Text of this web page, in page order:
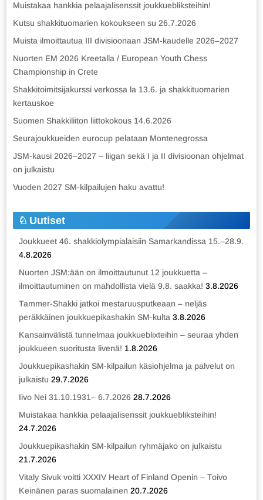
Muistakaa hankkia pelaajalisenssit joukkuebliksteihin!
Kutsu shakkituomarien kokoukseen su 26.7.2026
Muista ilmoittautua III divisioonaan JSM-kaudelle 2026–2027
Nuorten EM 2026 Kreetalla / European Youth Chess
Championship in Crete
Shakkitoimitsijakurssi verkossa la 13.6. ja shakkituomarien
kertauskoe
Suomen Shakkiliiton liittokokous 14.6.2026
Seurajoukkueiden eurocup pelataan Montenegrossa
JSM-kausi 2026–2027 – liigan sekä I ja II divisioonan ohjelmat
on julkaistu
Vuoden 2027 SM-kilpailujen haku avattu!
Uutiset
Joukkueet 46. shakkiolympialaisiin Samarkandissa 15.–28.9.
4.8.2026
Nuorten JSM:ään on ilmoittautunut 12 joukkuetta –
ilmoittautuminen on mahdollista vielä 9.8. saakka! 3.8.2026
Tammer-Shakki jatkoi mestaruusputkeaan – neljäs
peräkkäinen joukkuepikashakin SM-kulta 3.8.2026
Kansainvälistä tunnelmaa joukkueblixteihin – seuraa yhden
joukkueen suoritusta livenä! 1.8.2026
Joukkuepikashakin SM-kilpailun käsiohjelma ja palvelut on
julkaistu 29.7.2026
Iivo Nei 31.10.1931– 6.7.2026 28.7.2026
Muistakaa hankkia pelaajalisenssit joukkuebliksteihin!
24.7.2026
Joukkuepikashakin SM-kilpailun ryhmäjako on julkaistu
21.7.2026
Vitaly Sivuk voitti XXXIV Heart of Finland Openin – Toivo
Keinänen paras suomalainen 20.7.2026